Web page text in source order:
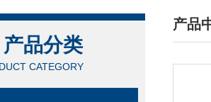
产品分类
CATEGORY
产品
/